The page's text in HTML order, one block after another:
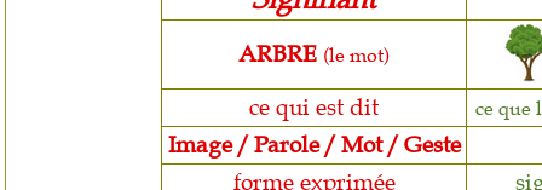
ARBRE (le mot)
ce qui est dit ce que
Image / Parole / Mot / Geste
forme exprimée